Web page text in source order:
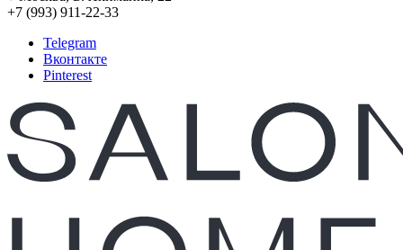
+7 (993) 911-22-33
Telegram
Вконтакте
Pinterest